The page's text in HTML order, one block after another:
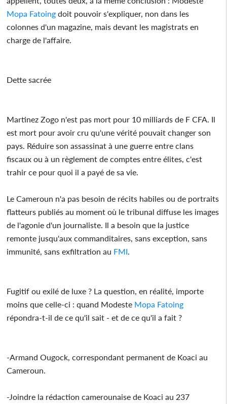
Mopa Fatoing doit pouvoir s'expliquer, non dans les
colonnes d'un magazine, mais devant les magistrats en
charge de l'affaire.
Dette sacrée
Martinez Zogo n'est pas mort pour 10 milliards de F CFA. Il
est mort pour avoir cru qu'une vérité pouvait changer son
pays. Réduire son assassinat à une guerre entre clans
fiscaux ou à un règlement de comptes entre élites, c'est
trahir ce pour quoi il a payé de sa vie.
Le Cameroun n'a pas besoin de récits habiles ou de portraits
flatteurs publiés au moment où le tribunal diffuse les images
de l'agonie d'un journaliste. Il a besoin que la justice
remonte jusqu'aux commanditaires, sans exception, sans
immunité, sans exfiltration au FMI
Fugitif ou exilé de luxe ? La question, en réalité, importe
moins que celle-ci : quand Modeste Mopa Fatoing
répondra-t-il de ce qu'il sait - et de ce qu'il a fait ?
-Armand Ougock, correspondant permanent de Koaci au
Cameroun.
-Joindre la rédaction camerounaise de Koaci au 237